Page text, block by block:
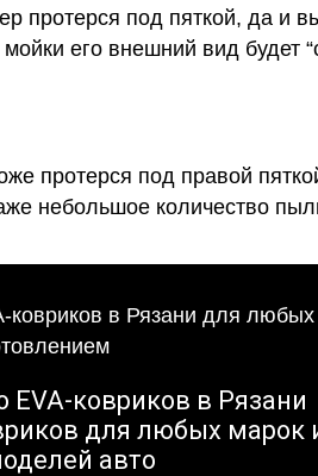
протерся под пяткой, да и
мойки его внешний вид будет
протерся под правой
небольшое количество
EVA-ковриков в Рязани
для любых марок
авто